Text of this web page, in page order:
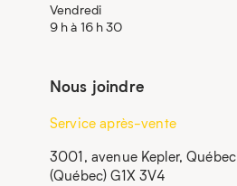
Vendredi
9 h à 16 h 30
Nous joindre
Service après-vente
3001, avenue Kepler, Québec
(Québec) G1X 3V4